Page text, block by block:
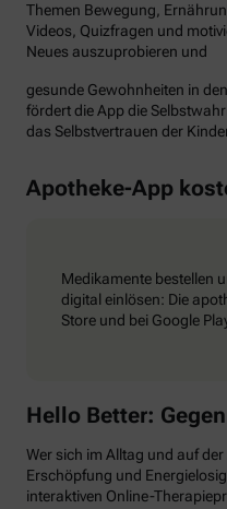
Themen Bewegung,
Videos, Quizfragen und
Neues auszuprobieren und
gesunde Gewohnheiten in
fördert die App die
das Selbstvertrauen der
Apotheke-App
Medikamente bestellen
digital einlösen: Die
Store und bei Google
Hello Better:
Wer sich im Alltag und auf
Erschöpfung und
interaktiven Online-